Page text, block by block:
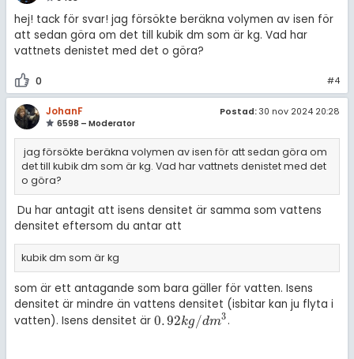
hej! tack för svar! jag försökte beräkna volymen av isen för
att sedan göra om det till kubik dm som är kg. Vad har
vattnets denistet med det o göra?
0 #4
JohanF
6598 – Moderator
Postad: 30 nov 2024 20:28
jag försökte beräkna volymen av isen för att sedan göra om
det till kubik dm som är kg. Vad har vattnets denistet med det
o göra?
Du har antagit att isens densitet är samma som vattens
densitet eftersom du antar att
kubik dm som är kg
som är ett antagande som bara gäller för vatten. Isens
densitet är mindre än vattens densitet (isbitar kan ju flyta i
vatten). Isens densitet är 0.92kg/dm3
0.92kg/dm3 .